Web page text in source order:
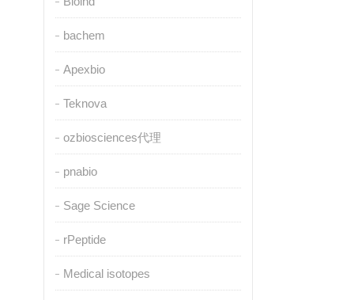
bachem
Apexbio
Teknova
ozbiosciences代理
pnabio
Sage Science
rPeptide
Medical isotopes